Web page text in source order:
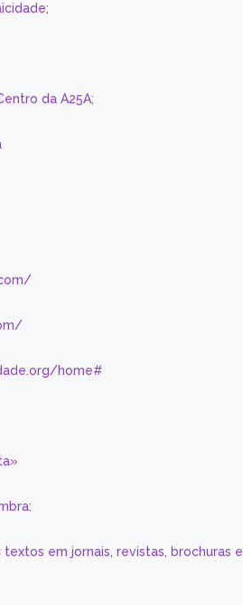
da A25A;
home#
em jornais, revistas, brochuras e